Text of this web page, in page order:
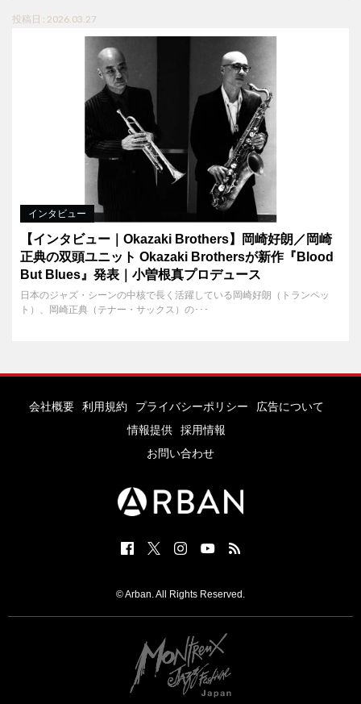
投稿日 : 2026.03.27
インタビュー
【インタビュー｜Okazaki Brothers】岡崎好朗／岡崎
正典の双頭ユニット Okazaki Brothersが新作『Blood
But Blues』発表｜小曽根真プロデュース
日本のジャズ・シーンの中核で長く活躍している岡崎好朗（トランペッ
ト）、岡崎正典（テナー・サックス）の･･･
会社概要 利用規約 プライバシーポリシー
広告について
情報提供
採用情報
お問い合わせ
© Arban. All Rights Reserved.